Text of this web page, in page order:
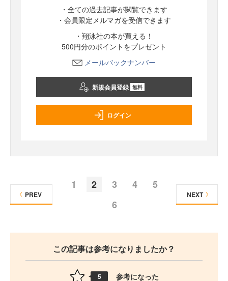
・全ての過去記事が閲覧できます
・会員限定メルマガを受信できます
・翔泳社の本が買える！
500円分のポイントをプレゼント
メールバックナンバー
新規会員登録 無料
ログイン
1 2 3 4
5
6
PREV NEXT
この記事は参考になりましたか？
5 参考になった